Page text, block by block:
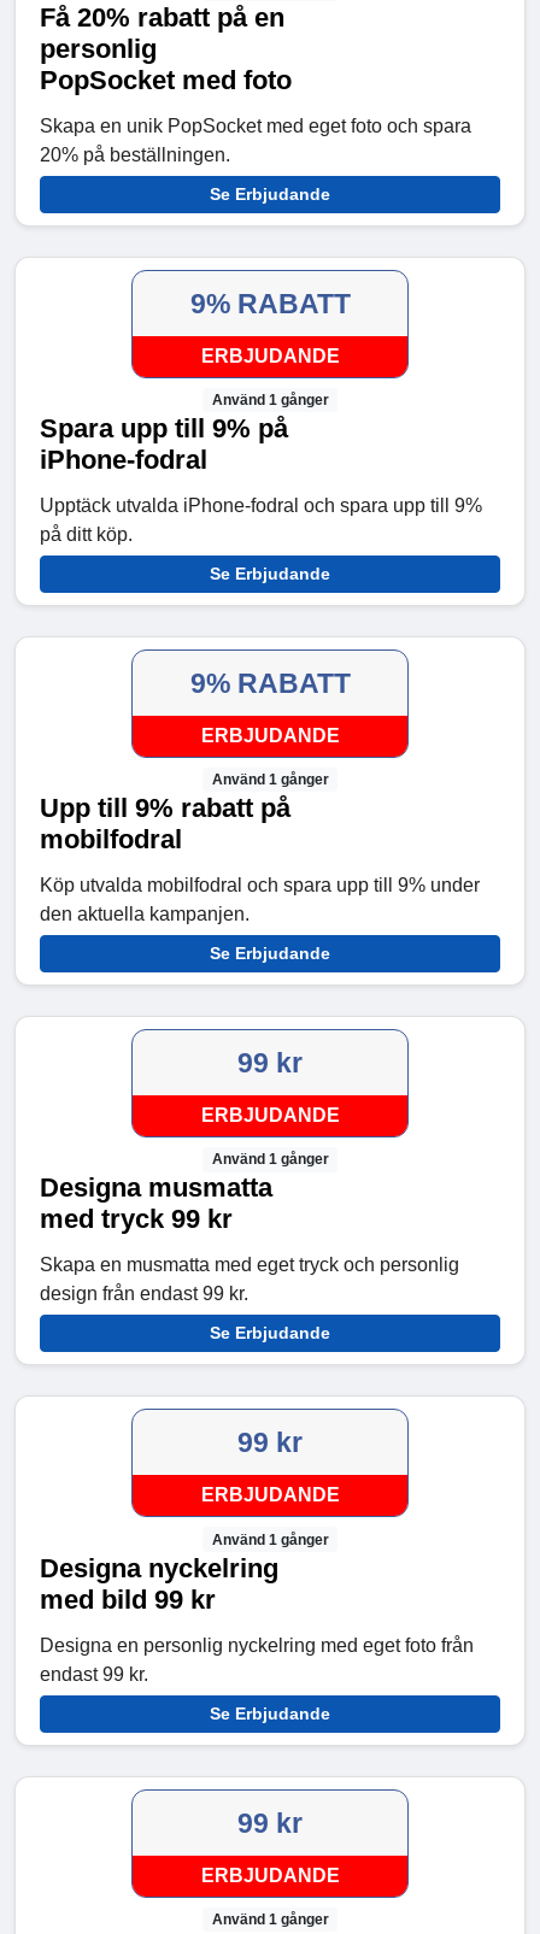
Få 20% rabatt på en
personlig
PopSocket med foto
Skapa en unik PopSocket med eget foto och spara
20% på beställningen.
Se Erbjudande
9% RABATT
ERBJUDANDE
Använd 1 gånger
Spara upp till 9% på
iPhone-fodral
Upptäck utvalda iPhone-fodral och spara upp till 9%
på ditt köp.
Se Erbjudande
9% RABATT
ERBJUDANDE
Använd 1 gånger
Upp till 9% rabatt på
mobilfodral
Köp utvalda mobilfodral och spara upp till 9% under
den aktuella kampanjen.
Se Erbjudande
99 kr
ERBJUDANDE
Använd 1 gånger
Designa musmatta
med tryck 99 kr
Skapa en musmatta med eget tryck och personlig
design från endast 99 kr.
Se Erbjudande
99 kr
ERBJUDANDE
Använd 1 gånger
Designa nyckelring
med bild 99 kr
Designa en personlig nyckelring med eget foto från
endast 99 kr.
Se Erbjudande
99 kr
ERBJUDANDE
Använd 1 gånger